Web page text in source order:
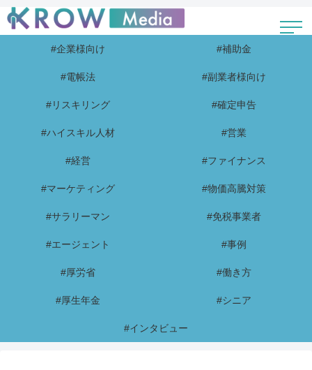
#企業様向け #補助金
#電帳法 #副業者様向け
#リスキリング #確定申告
#ハイスキル人材 #営業
#経営 #ファイナンス
#マーケティング #物価高騰対策
#サラリーマン #免税事業者
#エージェント #事例
#厚労省 #働き方
#厚生年金 #シニア
#インタビュー